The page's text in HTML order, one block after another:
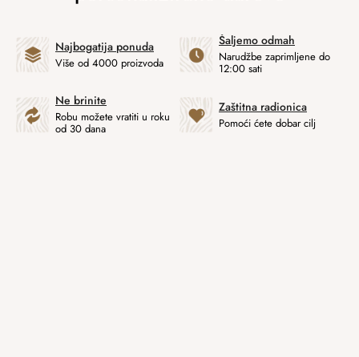
Najbogatija ponuda
Više od 4000 proizvoda
Šaljemo odmah
Narudžbe zaprimljene do
12:00 sati
Ne brinite
Robu možete vratiti u roku
od 30 dana
Zaštitna radionica
Pomoći ćete dobar cilj